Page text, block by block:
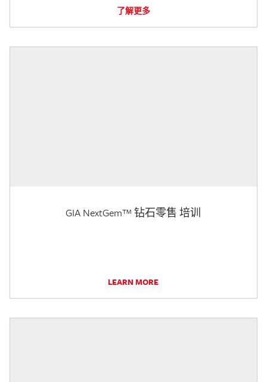
了解更多
GIA NextGem™ 钻石零售 培训
LEARN MORE